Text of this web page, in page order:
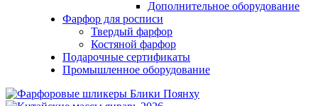
Дополнительное оборудование
Фарфор для росписи
Твердый фарфор
Костяной фарфор
Подарочные сертификаты
Промышленное оборудование